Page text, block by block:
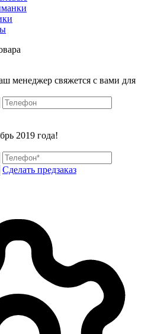
менеджер свяжется с вами для
2019 года!
Сделать предзаказ